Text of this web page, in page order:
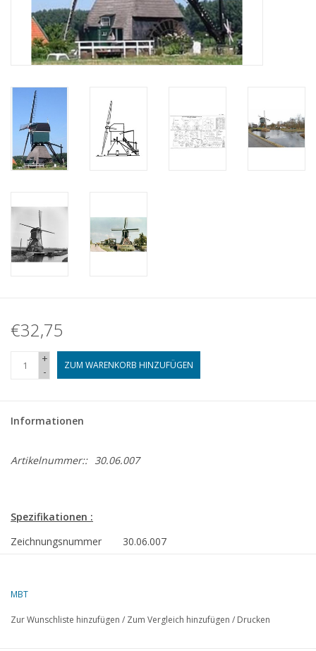
Baubeschreibungen
€32,75
+
-
ZUM WARENKORB HINZUFÜGEN
Informationen
Artikelnummer:: 30.06.007
Spezifikationen :
Zeichnungsnummer
30.06.007
Maßstab
Anzahl Blätter A0
1
MBT
Zur Wunschliste hinzufügen / Zum Vergleich hinzufügen / Drucken